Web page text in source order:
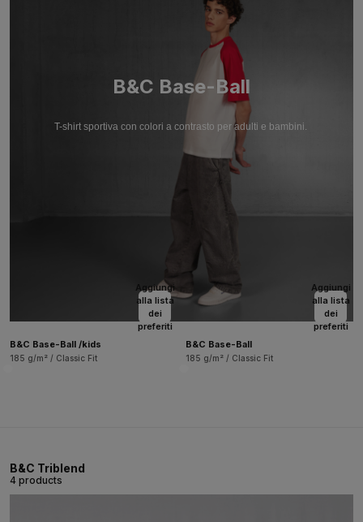
B&C Base-Ball
T-shirt sportiva con colori a contrasto per adulti e bambini.
Aggiungi
alla lista
dei
preferiti
B&C Base-Ball /kids
185 g/m² / Classic Fit
Aggiungi
alla lista
dei
preferiti
B&C Base-Ball
185 g/m² / Classic Fit
B&C Triblend
4 products